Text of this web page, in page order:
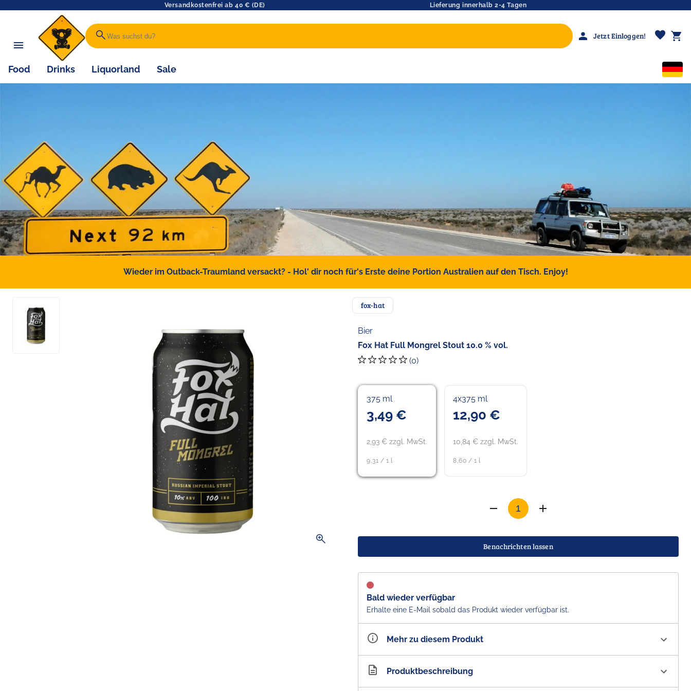
Versandkostenfrei ab 40 € (DE) Lieferung innerhalb 2-4 Tagen
search person Jetzt Einloggen! favorite shopping_cart
Food Drinks Liquorland Sale
Wieder im Outback-Traumland versackt? - Hol' dir noch für's Erste deine Portion Australien auf den Tisch. Enjoy!
zoom_in
fox-hat
Bier
Fox Hat Full Mongrel Stout 10.0 % vol.
(0)
375 ml
3,49 €
2,93 € zzgl. MwSt.
9,31 / 1 l
4x375 ml
12,90 €
10,84 € zzgl. MwSt.
8,60 / 1 l
Benachrichten lassen
Bald wieder verfügbar
Erhalte eine E-Mail sobald das Produkt wieder verfügbar ist.
Mehr zu diesem Produkt
Artikelnummer AU101336
Produktbeschreibung